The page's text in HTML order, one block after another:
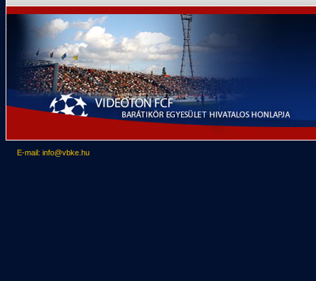
E-mail: info@vbke.hu